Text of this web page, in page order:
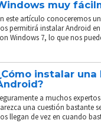
muy
este artículo conoceremos
permitirá instalar Android
Windows 7, lo que nos
instalar una
a muchos
una cuestión bastante
llegan de vez en cuando